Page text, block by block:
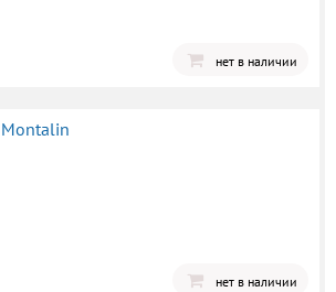
нет в наличии
Montalin
нет в наличии